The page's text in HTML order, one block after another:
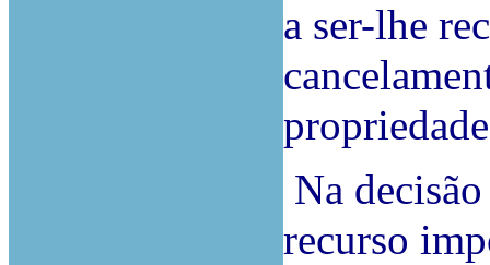
a ser-lhe
Na
recurso